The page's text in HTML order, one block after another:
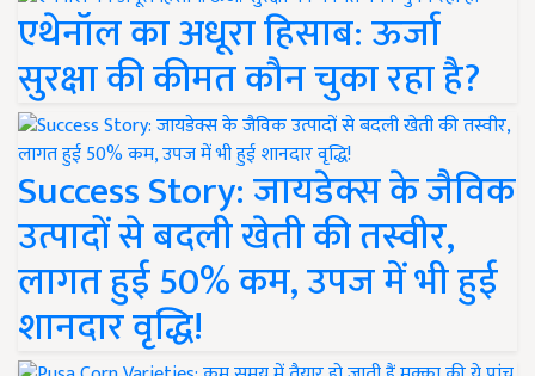
एथेनॉल का अधूरा हिसाब: ऊर्जा
सुरक्षा की कीमत कौन चुका रहा है?
Success Story: जायडेक्स के जैविक
उत्पादों से बदली खेती की तस्वीर,
लागत हुई 50% कम, उपज में भी हुई
शानदार वृद्धि!